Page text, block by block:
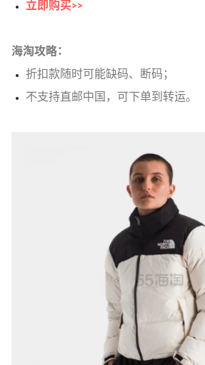
立即购买>>
海淘攻略：
折扣款随时可能缺码、断码；
不支持直邮中国，可下单到转运。